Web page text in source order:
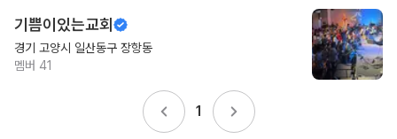
기쁨이있는교회
경기 고양시 일산동구 장항동
멤버 41
1